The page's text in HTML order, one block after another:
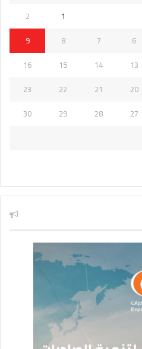
1
2
6
7
8
9
13
14
15
16
20
21
22
23
27
28
29
30